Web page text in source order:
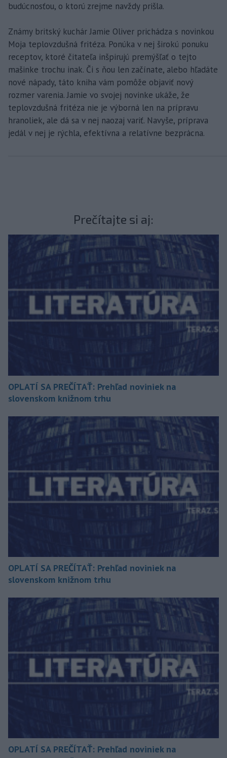
budúcnosťou, o ktorú zrejme navždy prišla.
Známy britský kuchár Jamie Oliver prichádza s novinkou
Moja teplovzdušná fritéza. Ponúka v nej širokú ponuku
receptov, ktoré čitateľa inšpirujú premýšľať o tejto
mašinke trochu inak. Či s ňou len začínate, alebo hľadáte
nové nápady, táto kniha vám pomôže objaviť nový
rozmer varenia. Jamie vo svojej novinke ukáže, že
teplovzdušná fritéza nie je výborná len na prípravu
hranoliek, ale dá sa v nej naozaj variť. Navyše, príprava
jedál v nej je rýchla, efektívna a relatívne bezprácna.
Prečítajte si aj:
OPLATÍ SA PREČÍTAŤ: Prehľad noviniek na
slovenskom knižnom trhu
OPLATÍ SA PREČÍTAŤ: Prehľad noviniek na
slovenskom knižnom trhu
OPLATÍ SA PREČÍTAŤ: Prehľad noviniek na